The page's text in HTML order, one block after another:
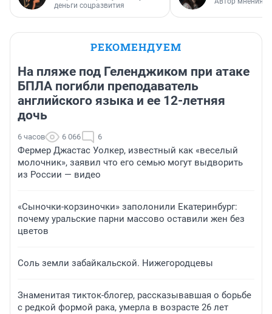
деньги соцразвития
РЕКОМЕНДУЕМ
На пляже под Геленджиком при атаке
БПЛА погибли преподаватель
английского языка и ее 12-летняя
дочь
6 часов 6 066 6
Фермер Джастас Уолкер, известный как «веселый
молочник», заявил что его семью могут выдворить
из России — видео
«Сыночки-корзиночки» заполонили Екатеринбург:
почему уральские парни массово оставили жен без
цветов
Соль земли забайкальской. Нижегородцевы
Знаменитая тикток-блогер, рассказывавшая о борьбе
с редкой формой рака, умерла в возрасте 26 лет